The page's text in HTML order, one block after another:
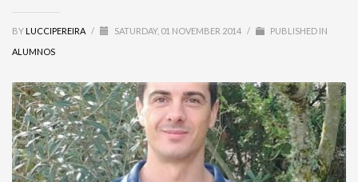
BY LUCCIPEREIRA / SATURDAY, 01 NOVEMBER 2014 /
PUBLISHED IN
ALUMNOS